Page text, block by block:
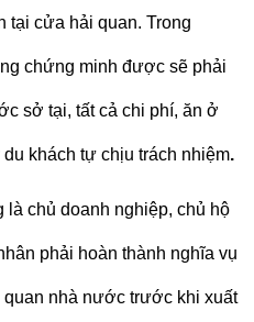
tại cửa hải quan. Trong
chứng minh được sẽ phải
sở tại, tất cả chi phí, ăn ở
khách tự chịu trách nhiệm.
là chủ doanh nghiệp, chủ hộ
phải hoàn thành nghĩa vụ
nhà nước trước khi xuất